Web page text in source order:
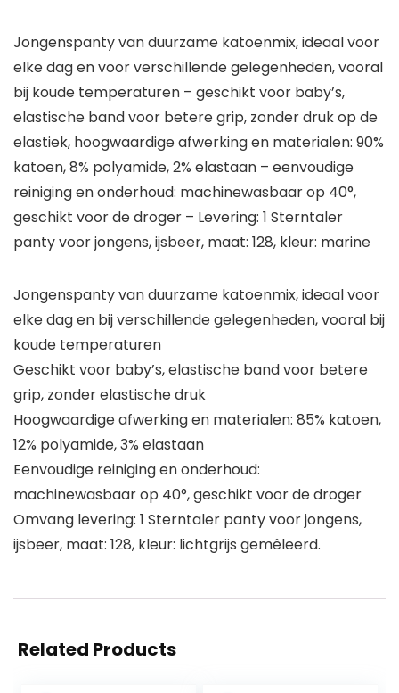
Jongenspanty van duurzame katoenmix, ideaal voor
elke dag en voor verschillende gelegenheden, vooral
bij koude temperaturen – geschikt voor baby’s,
elastische band voor betere grip, zonder druk op de
elastiek, hoogwaardige afwerking en materialen: 90%
katoen, 8% polyamide, 2% elastaan – eenvoudige
reiniging en onderhoud: machinewasbaar op 40°,
geschikt voor de droger – Levering: 1 Sterntaler
panty voor jongens, ijsbeer, maat: 128, kleur: marine
Jongenspanty van duurzame katoenmix, ideaal voor
elke dag en bij verschillende gelegenheden, vooral bij
koude temperaturen
Geschikt voor baby’s, elastische band voor betere
grip, zonder elastische druk
Hoogwaardige afwerking en materialen: 85% katoen,
12% polyamide, 3% elastaan
Eenvoudige reiniging en onderhoud:
machinewasbaar op 40°, geschikt voor de droger
Omvang levering: 1 Sterntaler panty voor jongens,
ijsbeer, maat: 128, kleur: lichtgrijs gemêleerd.
Related Products